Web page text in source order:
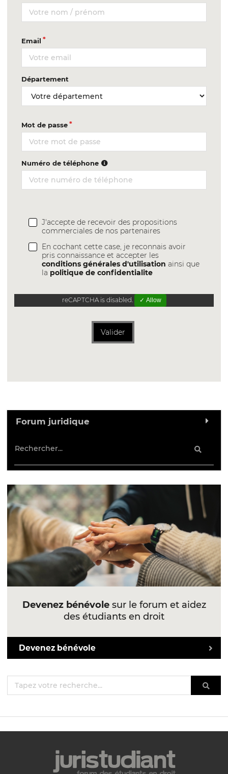
Email
Département
Mot de passe
Numéro de téléphone
J'accepte de recevoir des propositions
commerciales de nos partenaires
En cochant cette case, je reconnais avoir
pris connaissance et accepter les
conditions générales d'utilisation ainsi que
la politique de confidentialite
reCAPTCHA is disabled. ✓ Allow
Valider
Forum juridique
Devenez bénévolesur le forum et aidez
des étudiants en droit
Devenez bénévole